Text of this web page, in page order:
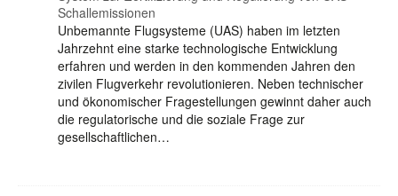
Schallemissionen
Unbemannte Flugsysteme (UAS) haben im letzten
Jahrzehnt eine starke technologische Entwicklung
erfahren und werden in den kommenden Jahren den
zivilen Flugverkehr revolutionieren. Neben technischer
und ökonomischer Fragestellungen gewinnt daher auch
die regulatorische und die soziale Frage zur
gesellschaftlichen…